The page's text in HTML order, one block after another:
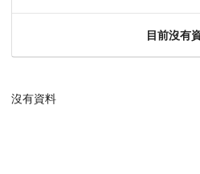
目前沒有
沒有資料